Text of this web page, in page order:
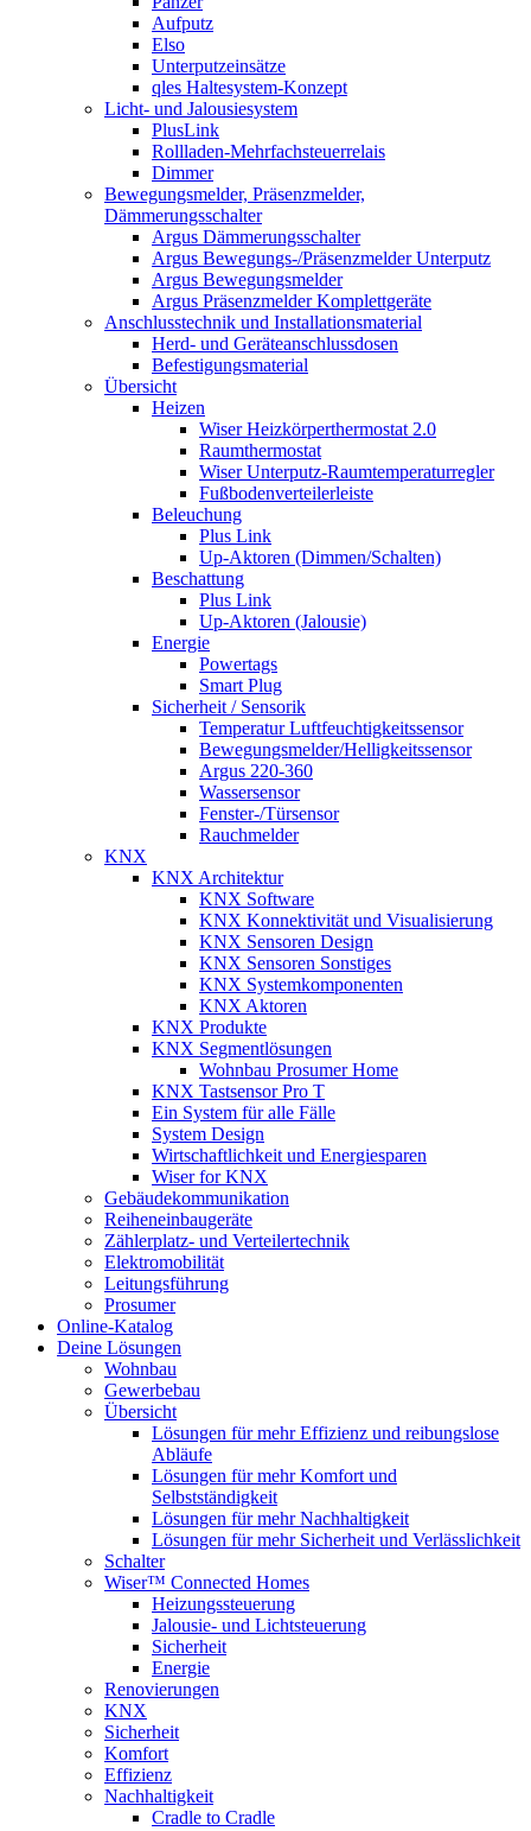
Aufputz
Elso
Unterputzeinsätze
qles Haltesystem-Konzept
Licht- und Jalousiesystem
PlusLink
Rollladen-Mehrfachsteuerrelais
Dimmer
Bewegungsmelder, Präsenzmelder,
Dämmerungsschalter
Argus Dämmerungsschalter
Argus Bewegungs-/Präsenzmelder Unterputz
Argus Bewegungsmelder
Argus Präsenzmelder Komplettgeräte
Anschlusstechnik und Installationsmaterial
Herd- und Geräteanschlussdosen
Befestigungsmaterial
Übersicht
Heizen
Wiser Heizkörperthermostat 2.0
Raumthermostat
Wiser Unterputz-Raumtemperaturregler
Fußbodenverteilerleiste
Beleuchung
Plus Link
Up-Aktoren (Dimmen/Schalten)
Beschattung
Plus Link
Up-Aktoren (Jalousie)
Energie
Powertags
Smart Plug
Sicherheit / Sensorik
Temperatur Luftfeuchtigkeitssensor
Bewegungsmelder/Helligkeitssensor
Argus 220-360
Wassersensor
Fenster-/Türsensor
Rauchmelder
KNX
KNX Architektur
KNX Software
KNX Konnektivität und Visualisierung
KNX Sensoren Design
KNX Sensoren Sonstiges
KNX Systemkomponenten
KNX Aktoren
KNX Produkte
KNX Segmentlösungen
Wohnbau Prosumer Home
KNX Tastsensor Pro T
Ein System für alle Fälle
System Design
Wirtschaftlichkeit und Energiesparen
Wiser for KNX
Gebäudekommunikation
Reiheneinbaugeräte
Zählerplatz- und Verteilertechnik
Elektromobilität
Leitungsführung
Prosumer
Online-Katalog
Deine Lösungen
Wohnbau
Gewerbebau
Übersicht
Lösungen für mehr Effizienz und reibungslose
Abläufe
Lösungen für mehr Komfort und
Selbstständigkeit
Lösungen für mehr Nachhaltigkeit
Lösungen für mehr Sicherheit und Verlässlichkeit
Schalter
Wiser™ Connected Homes
Heizungssteuerung
Jalousie- und Lichtsteuerung
Sicherheit
Energie
Renovierungen
KNX
Sicherheit
Komfort
Effizienz
Nachhaltigkeit
Cradle to Cradle